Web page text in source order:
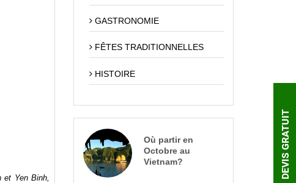
Yen Binh,
GASTRONOMIE
FÊTES TRADITIONNELLES
HISTOIRE
Où partir en
Octobre au
Vietnam?
DEVIS GRATUIT